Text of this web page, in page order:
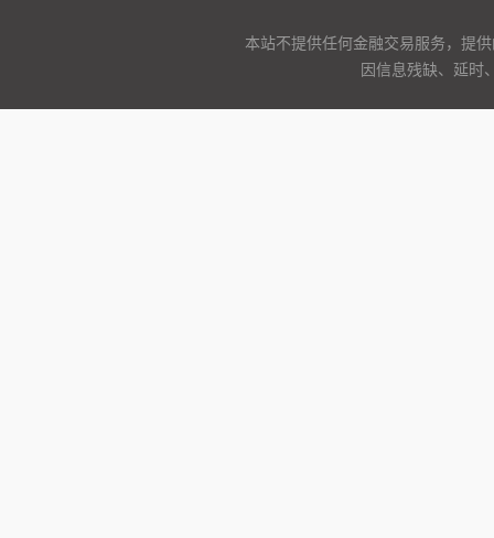
本站不提供任何金融交易服务，提
因信息残缺、延时